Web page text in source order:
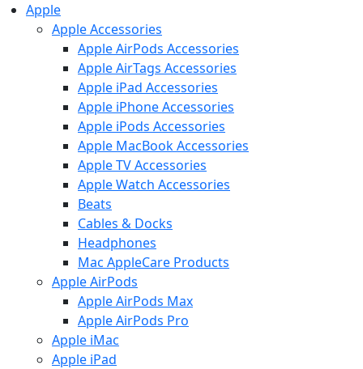
Apple
Apple Accessories
Apple AirPods Accessories
Apple AirTags Accessories
Apple iPad Accessories
Apple iPhone Accessories
Apple iPods Accessories
Apple MacBook Accessories
Apple TV Accessories
Apple Watch Accessories
Beats
Cables & Docks
Headphones
Mac AppleCare Products
Apple AirPods
Apple AirPods Max
Apple AirPods Pro
Apple iMac
Apple iPad